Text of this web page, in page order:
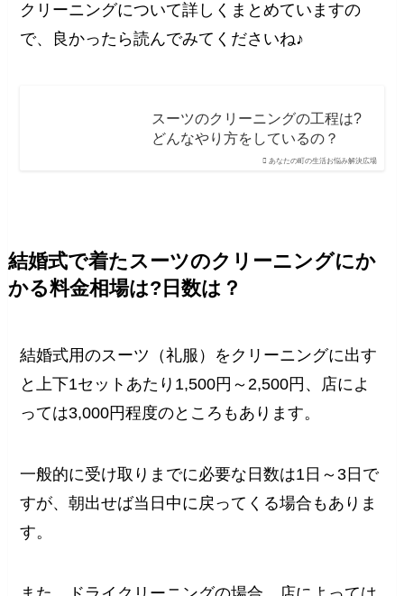
クリーニングについて詳しくまとめていますの
で、良かったら読んでみてくださいね♪
あなたの町の生活お悩み解決広場
スーツのクリーニングの工程は?
どんなやり方をしているの？
結婚式で着たスーツのクリーニングにか
かる料金相場は?日数は？
結婚式用のスーツ（礼服）をクリーニングに出す
と上下1セットあたり1,500円～2,500円、店によ
っては3,000円程度のところもあります。
一般的に受け取りまでに必要な日数は1日～3日で
すが、朝出せば当日中に戻ってくる場合もありま
す。